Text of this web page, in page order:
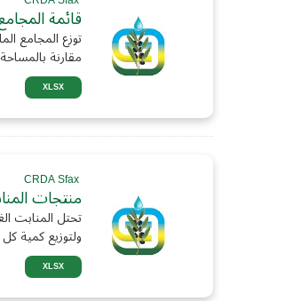
قائمة
توزع المجامع
مقارنة
XLSX
منتجات
تحتل المنابت
ولتوزيع كمية
XLSX